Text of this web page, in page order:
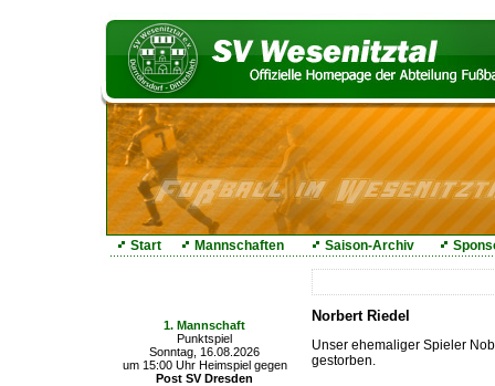
Start Mannschaften Saison-Archiv
1. Mannschaft
Punktspiel
Sonntag, 16.08.2026
um 15:00 Uhr Heimspiel gegen
Post SV Dresden
Norbert Riedel
Unser ehemaliger Spieler
gestorben.